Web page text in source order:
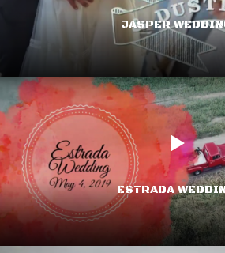
JASPER
ESTRADA